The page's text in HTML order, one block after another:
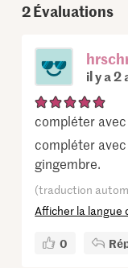
2Évaluations
il y a 2
compléter
compléter
gingembre.
(traduction
Afficher la langue
0